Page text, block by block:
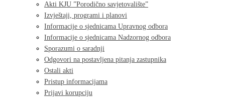
Akti KJU ”Porodično savjetovalište”
Izvještaji, programi i planovi
Informacije o sjednicama Upravnog odbora
Informacije o sjednicama Nadzornog odbora
Sporazumi o saradnji
Odgovori na postavljena pitanja zastupnika
Ostali akti
Pristup informacijama
Prijavi korupciju